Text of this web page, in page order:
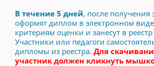
В течение 5 дней, после получения
оформят диплом в электронном виде
критериям оценки и занесут в
Участники или педагоги
дипломы из реестра. Для
участник должен кликнуть